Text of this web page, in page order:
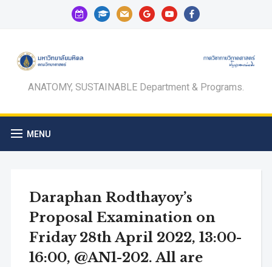
calendar-
check-
graduation-
cap
mail googleyoutubefacebook
ANATOMY, SUSTAINABLE Department & Programs.
MENU
Daraphan Rodthayoy’s
Proposal Examination on
Friday 28th April 2022, 13:00-
16:00, @AN1-202. All are